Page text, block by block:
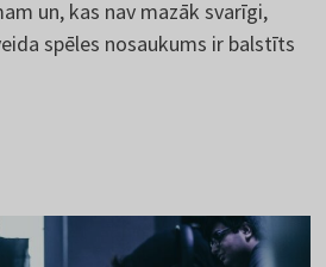
un, kas nav mazāk svarīgi,
spēles nosaukums ir balstīts